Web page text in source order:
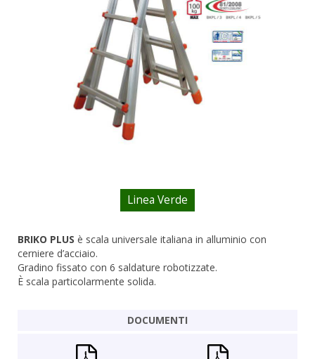
TRABATTELLI
SGABELLI E CAVALLETTI
DOMESTICI SCALE SGABELLI
RAMPE DI CARICO E PASSERELLE
Linea Verde
BRIKO PLUS è scala universale italiana in alluminio con
cerniere d’acciaio.
Gradino fissato con 6 saldature robotizzate.
È scala particolarmente solida.
DOCUMENTI